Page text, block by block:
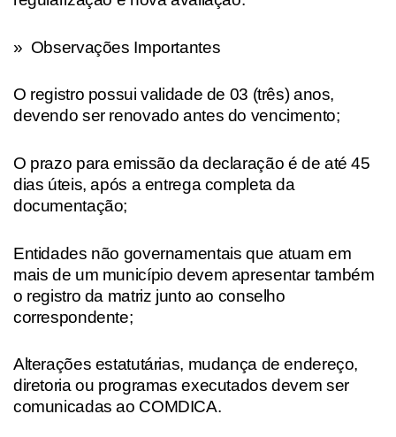
» Observações Importantes
O registro possui validade de 03 (três) anos,
devendo ser renovado antes do vencimento;
O prazo para emissão da declaração é de até 45
dias úteis, após a entrega completa da
documentação;
Entidades não governamentais que atuam em
mais de um município devem apresentar também
o registro da matriz junto ao conselho
correspondente;
Alterações estatutárias, mudança de endereço,
diretoria ou programas executados devem ser
comunicadas ao COMDICA.